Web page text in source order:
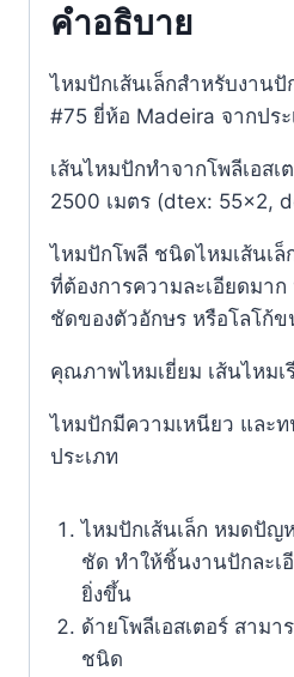
คำอธิบาย
ไหมปักเส้นเล็กสำหรับงานปั
#75 ยี่ห้อ Madeira จากประ
เส้นไหมปักทำจากโพลีเอสเ
2500 เมตร (dtex: 55×2,
ไหมปักโพลี ชนิดไหมเส้นเ
ที่ต้องการความละเอียดมา
ชัดของตัวอักษร หรือโลโก้ข
คุณภาพไหมเยี่ยม เส้นไหมเ
ไหมปักมีความเหนียว และ
ประเภท
ไหมปักเส้นเล็ก หมดปัญ
ชัด ทำให้ชิ้นงานปักละเ
ยิ่งขึ้น
ด้ายโพลีเอสเตอร์ สาม
ชนิด